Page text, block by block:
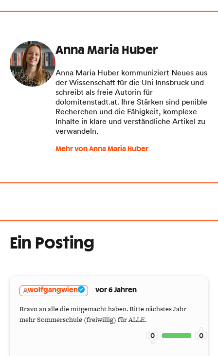
Anna Maria Huber
Anna Maria Huber kommuniziert Neues aus
der Wissenschaft für die Uni Innsbruck und
schreibt als freie Autorin für
dolomitenstadt.at. Ihre Stärken sind penible
Recherchen und die Fähigkeit, komplexe
Inhalte in klare und verständliche Artikel zu
verwandeln.
Mehr von Anna Maria Huber
Ein Posting
wolfgangwien vor 6 Jahren
Bravo an alle die mitgemacht haben. Bitte nächstes Jahr
mehr Sommerschule (freiwillig) für ALLE.
0 0